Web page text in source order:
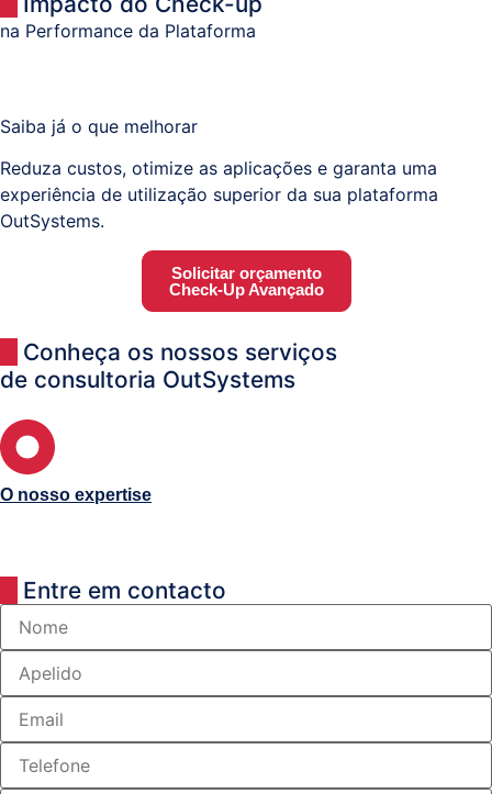
na Performance da Plataforma
Saiba já o que melhorar
Reduza custos, otimize as aplicações e garanta uma
experiência de utilização superior da sua plataforma
OutSystems.
Solicitar orçamento
Check-Up Avançado
Conheça os nossos serviços
de consultoria OutSystems
O nosso expertise
Entre em contacto